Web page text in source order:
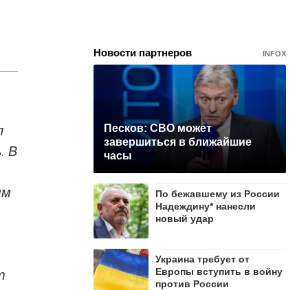
В
Новости партнеров INFOX
Песков: СВО может
завершиться в ближайшие
часы
По бежавшему из России
Надеждину* нанесли
новый удар
Украина требует от
Европы вступить в войну
против России